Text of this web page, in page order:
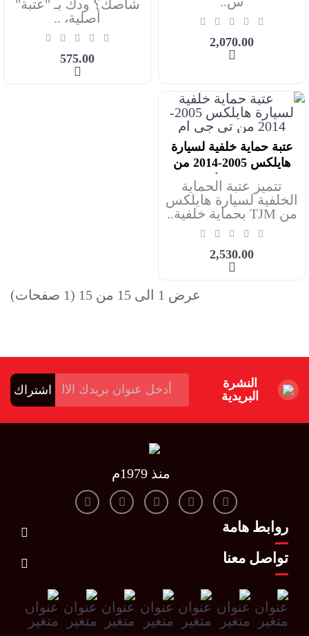
2,070.00
شاصك؟ ودك بـ "عتبة"
أصلية، ..
575.00
أضف للعربة
عتبة حماية خلفية لسيارة
هايلكس 2005-2014 من
تي جي ام
تتميز عتبة الحماية
الخلفية لسيارة هايلكس
من TJM بحماية خلفية..
2,530.00
عرض 1 الى 15 من 15 (1 صفحات)
النشرة
البريدية
اشتراك
منذ 1979م
روابط هامة
تواصل معنا